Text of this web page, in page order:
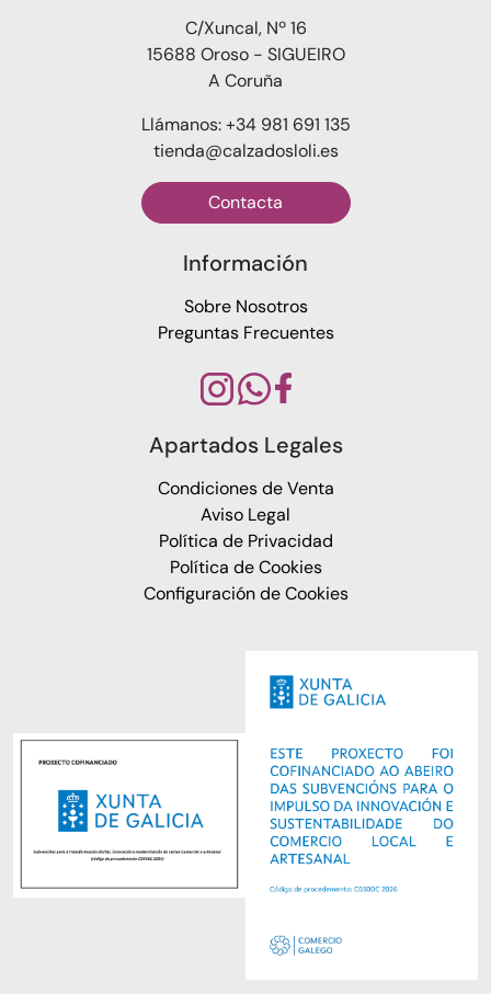
C/Xuncal, Nº 16
15688 Oroso - SIGUEIRO
A Coruña
Llámanos: +34 981 691 135
tienda@calzadosloli.es
Contacta
Información
Sobre Nosotros
Preguntas Frecuentes
Apartados Legales
Condiciones de Venta
Aviso Legal
Política de Privacidad
Política de Cookies
Configuración de Cookies